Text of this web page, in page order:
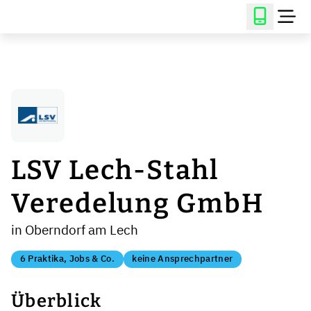
LSV Lech-Stahl
Veredelung GmbH
in Oberndorf am Lech
6 Praktika, Jobs & Co. keine Ansprechpartner
Überblick